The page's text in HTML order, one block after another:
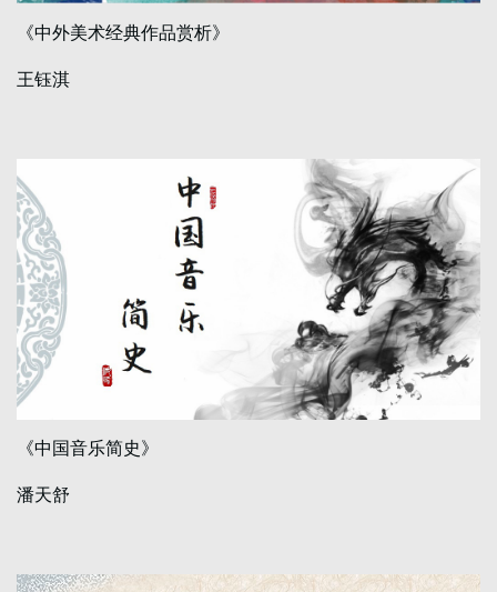
《中外美术经典作品赏析》
王钰淇
《中国音乐简史》
潘天舒